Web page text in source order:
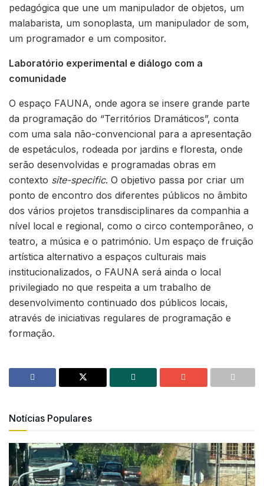
pedagógica que une um manipulador de objetos, um
malabarista, um sonoplasta, um manipulador de som,
um programador e um compositor.
Laboratório experimental e diálogo com a
comunidade
O espaço FAUNA, onde agora se insere grande parte
da programação do “Territórios Dramáticos”, conta
com uma sala não-convencional para a apresentação
de espetáculos, rodeada por jardins e floresta, onde
serão desenvolvidas e programadas obras em
contexto site-specific. O objetivo passa por criar um
ponto de encontro dos diferentes públicos no âmbito
dos vários projetos transdisciplinares da companhia a
nível local e regional, como o circo contemporâneo, o
teatro, a música e o património. Um espaço de fruição
artística alternativo a espaços culturais mais
institucionalizados, o FAUNA será ainda o local
privilegiado no que respeita a um trabalho de
desenvolvimento continuado dos públicos locais,
através de iniciativas regulares de programação e
formação.
Notícias Populares